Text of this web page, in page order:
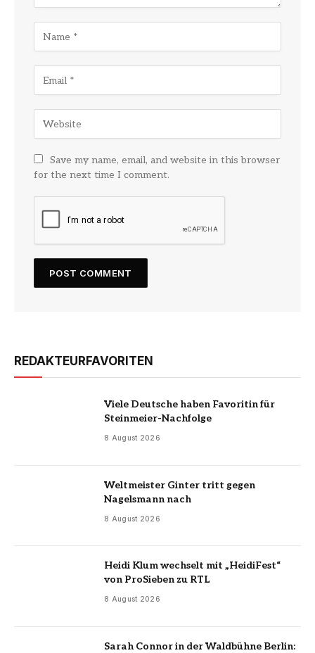
Save my name, email, and website in this browser
for the next time I comment.
REDAKTEURFAVORITEN
Viele Deutsche haben Favoritin für
Steinmeier-Nachfolge
8 August 2026
Weltmeister Ginter tritt gegen
Nagelsmann nach
8 August 2026
Heidi Klum wechselt mit „HeidiFest“
von ProSieben zu RTL
8 August 2026
Sarah Connor in der Waldbühne Berlin: